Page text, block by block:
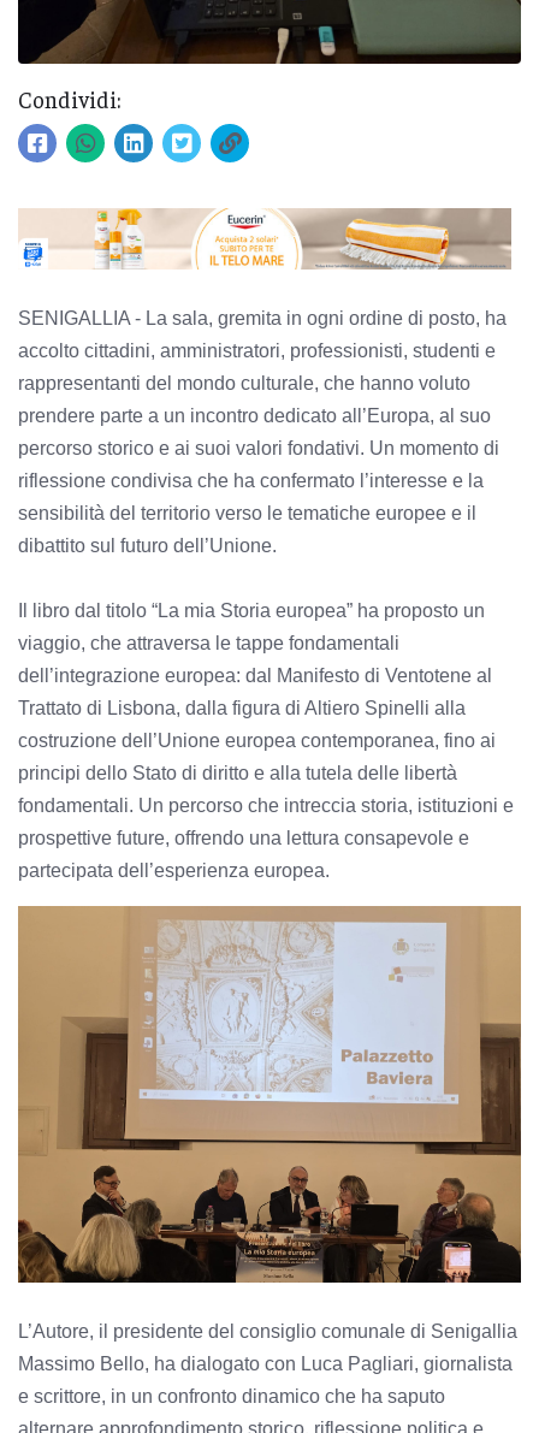
Condividi:
SENIGALLIA - La sala, gremita in ogni ordine di posto, ha
accolto cittadini, amministratori, professionisti, studenti e
rappresentanti del mondo culturale, che hanno voluto
prendere parte a un incontro dedicato all’Europa, al suo
percorso storico e ai suoi valori fondativi. Un momento di
riflessione condivisa che ha confermato l’interesse e la
sensibilità del territorio verso le tematiche europee e il
dibattito sul futuro dell’Unione.
Il libro dal titolo “La mia Storia europea” ha proposto un
viaggio, che attraversa le tappe fondamentali
dell’integrazione europea: dal Manifesto di Ventotene al
Trattato di Lisbona, dalla figura di Altiero Spinelli alla
costruzione dell’Unione europea contemporanea, fino ai
principi dello Stato di diritto e alla tutela delle libertà
fondamentali. Un percorso che intreccia storia, istituzioni e
prospettive future, offrendo una lettura consapevole e
partecipata dell’esperienza europea.
L’Autore, il presidente del consiglio comunale di Senigallia
Massimo Bello, ha dialogato con Luca Pagliari, giornalista
e scrittore, in un confronto dinamico che ha saputo